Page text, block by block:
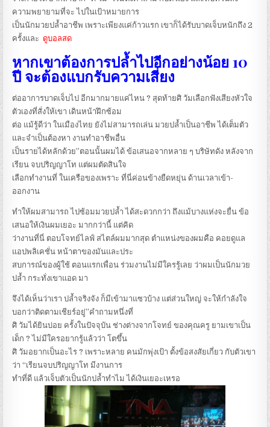
ความพยายามที่จะ ไปในเป้าหมายการ
เป็นนักมวยปล้ำอาชีพ เพราะเพียงแค่ก้าวแรก เขาก็ได้รับบาดเจ็บหนักถึง 2
ครั้งและดูบอลสด
หากเขาต้องการปล้ำไปอีกอย่างน้อย 10
ปี จะต้องแบกรับความเสี่ยง
ต่ออาการบาดเจ็บไป อีกมากมายแค่ไหน ? สุดท้ายศิ วัมเลือกฟังเสียงหัวใจ
ตัวเองที่สั่งให้เขา เดินหน้าฝึกซ้อม
ต่อ แม้รู้ดีว่า ในเมืองไทย ยังไม่สามารถเล่น มวยปล้ำเป็นอาชีพ ได้เต็มตัว
และจำเป็นต้องหา งานทำอาชีพอื่น
เป็นรายได้หลักด้วย”ตอนนั้นผมได้ ข้อเสนอจากหลาย ๆ บริษัทดัง หลังจาก
เรียน จบปริญญาโท แต่ผมตัดสินใจ
เลือกทำงานที่ ในเครือของเพราะ ที่นี่ค่อนข้างยืดหยุ่น ด้านเวลาเข้า-
ออกงาน
ทำให้ผมสามารถ ไปซ้อมมวยปล้ำ ได้สะดวกกว่า ถึงแม้บางแห่งจะยื่น ข้อ
เสนอให้เงินผมเยอะ มากกว่านี้ แต่คิด
ว่างานที่นี่ ตอบโจทย์ไลฟ์ สไตล์ผมมากสุด ตำแหน่งของผมคือ คอยดูแล
แอปพลิเคชั่น หน้าตาของมันและประ
สบการณ์ของผู้ใช้ ตอนแรกเพื่อน ร่วมงานไม่มีใครรู้เลย ว่าผมเป็นนักมวย
ปล้ำ กระทั่งเขาแอด มา
จึงได้เห็นว่าเรา ปล้ำจริงจัง ก็มีเข้ามาแซวบ้าง แต่ส่วนใหญ่ จะให้กำลังใจ
บอกว่าติดตามเชียร์อยู่”คำถามหนึ่งที่
ศิ วัมได้ยินบ่อย ครั้งในปัจจุบัน ช่างต่างจากโจทย์ ของคุณครู ยามเขาเป็น
เด็ก ? ไม่มีใครอยากรู้แล้วว่า โตขึ้น
ศิ วัมอยากเป็นอะไร ? เพราะหลาย คนมักพุ่งเป้า ตั้งข้อสงสัยเกี่ยว กับตัวเขา
ว่า “เรียนจบปริญญาโท มีงานการ
ทำที่ดี แล้วเจ็บตัวเป็นนักปล้ำทำไม ได้เงินเยอะเหรอ